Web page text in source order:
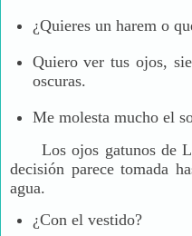
¿Quieres un harem o
Quiero ver tus ojos,
oscuras.
Me molesta mucho el
Los ojos gatunos de
decisión parece tomada
agua.
¿Con el vestido?